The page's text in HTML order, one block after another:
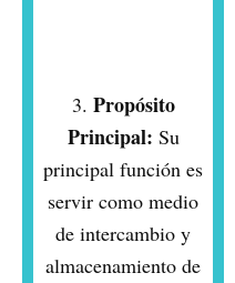
3. Propósito
Principal: Su
principal función es
servir como medio
de intercambio y
almacenamiento de